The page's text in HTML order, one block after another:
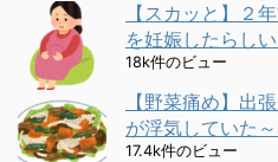
【スカッと】２
を妊娠したらし
18k件のビュー
【野菜痛め】出
が浮気していた
17.4k件のビュー